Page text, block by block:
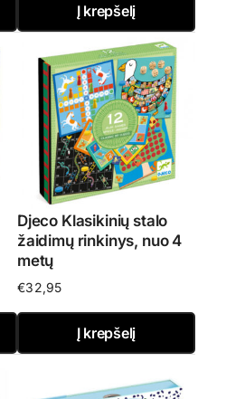
Į krepšelį
Djeco Klasikinių stalo
žaidimų rinkinys, nuo 4
metų
€32,95
Į krepšelį